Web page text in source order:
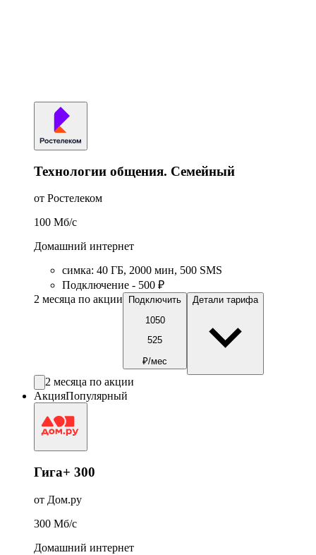
Технологии общения. Семейный
от Ростелеком
100 Мб/c
Домашний интернет
симка: 40 ГБ, 2000 мин, 500 SMS
Подключение - 500 ₽
2 месяца по акции
Подключить
1050
525
₽/мес
Детали тарифа
2 месяца по акции
АкцияПопулярный
Гига+ 300
от Дом.ру
300 Мб/c
Домашний интернет